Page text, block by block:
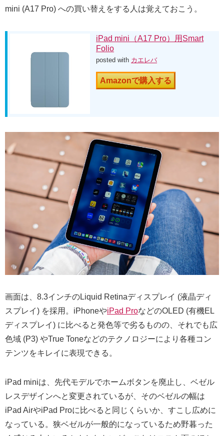
mini (A17 Pro) への買い替えをする人は覚えておこう。
iPad mini（A17 Pro）用Smart
Folio
posted with カエレバ
Amazonで購入する
画面は、8.3インチのLiquid Retinaディスプレイ (液晶ディ
スプレイ) を採用。iPhoneやiPad ProなどのOLED (有機EL
ディスプレイ) に比べると発色等で劣るものの、それでも広
色域 (P3) やTrue Toneなどのテクノロジーにより各種コン
テンツをキレイに表現できる。
iPad miniは、先代モデルでホームボタンを廃止し、ベゼル
レスデザインへと変更されているが、そのベゼルの幅は
iPad AirやiPad Proに比べると同じくらいか、すこし広めに
なっている。狭ベゼルが一般的になっているため野暮った